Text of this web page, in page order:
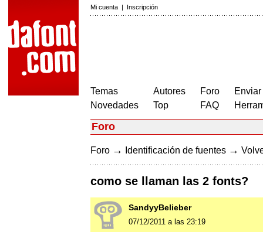
Mi cuenta | Inscripción
Temas
Novedades
Autores
Top
Foro
FAQ
Foro
Foro → Identificación de fuentes →
como se llaman las 2 fonts?
SandyyBelieber
07/12/2011 a las 23:19